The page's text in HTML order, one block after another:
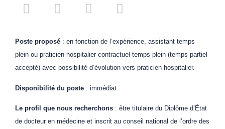
Poste proposé : en fonction de l’expérience, assistant temps
plein ou praticien hospitalier contractuel temps plein (temps partiel
accepté) avec possibilité d’évolution vers praticien hospitalier.
Disponibilité du poste : immédiat
Le profil que nous recherchons : être titulaire du Diplôme d’État
de docteur en médecine et inscrit au conseil national de l’ordre des